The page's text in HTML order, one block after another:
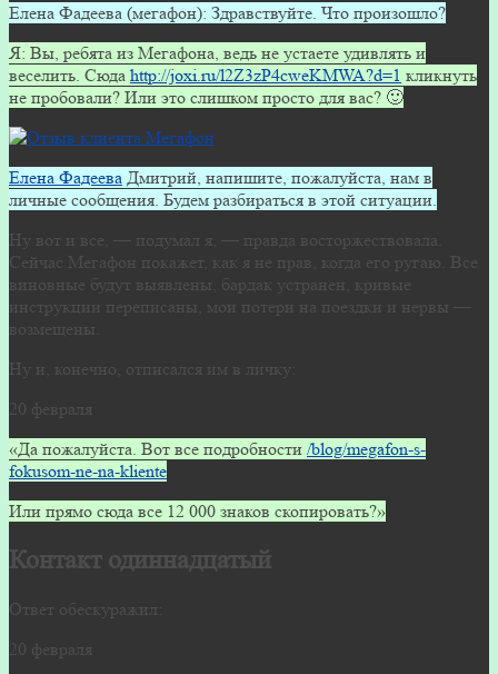
Елена Фадеева (мегафон): Здравствуйте. Что произошло?
Я: Вы, ребята из Мегафона, ведь не устаете удивлять и
веселить. Сюда http://joxi.ru/l2Z3zP4cweKMWA?d=1 кликнуть
не пробовали? Или это слишком просто для вас? 🙂
Елена Фадеева Дмитрий, напишите, пожалуйста, нам в
личные сообщения. Будем разбираться в этой ситуации.
Ну вот и все, — подумал я, — правда восторжествовала.
Сейчас Мегафон покажет, как я не прав, когда его ругаю. Все
виновные будут выявлены, бардак устранен, кривые
инструкции переписаны, мои потери на поездки и нервы —
возмещены.
Ну и, конечно, отписался им в личку:
20 февраля
«Да пожалуйста. Вот все подробности /blog/megafon-s-
fokusom-ne-na-kliente
Или прямо сюда все 12 000 знаков скопировать?»
Контакт одиннадцатый
Ответ обескуражил:
20 февраля